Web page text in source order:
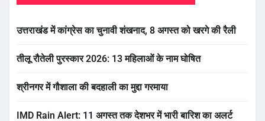
उत्तराखंड में कांग्रेस का चुनावी शंखनाद, 8 अगस्त को खरगे की रैली
तीलू रौतेली पुरस्कार 2026: 13 महिलाओं के नाम घोषित
श्रीनगर में गौशाला की बदहाली का मुद्दा गरमाया
IMD Rain Alert: 11 अगस्त तक देशभर में भारी बारिश का अलर्ट